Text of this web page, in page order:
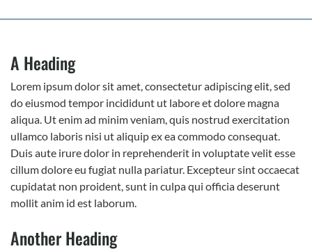
A Heading
Lorem ipsum dolor sit amet, consectetur adipiscing elit, sed
do eiusmod tempor incididunt ut labore et dolore magna
aliqua. Ut enim ad minim veniam, quis nostrud exercitation
ullamco laboris nisi ut aliquip ex ea commodo consequat.
Duis aute irure dolor in reprehenderit in voluptate velit esse
cillum dolore eu fugiat nulla pariatur. Excepteur sint occaecat
cupidatat non proident, sunt in culpa qui officia deserunt
mollit anim id est laborum.
Another Heading